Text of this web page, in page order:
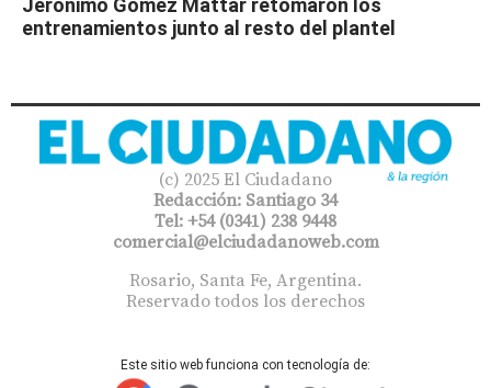
entrenamientos junto al resto del plantel
(c) 2025 El Ciudadano
Redacción: Santiago 34
Tel: +54 (0341) 238 9448
comercial@elciudadanoweb.com​
Rosario, Santa Fe, Argentina.
Reservado todos los derechos
Este sitio web funciona con tecnología de: